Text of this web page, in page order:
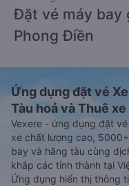
Đặt vé máy bay
Phong Điền
Ứng dụng đặt vé
Tàu hoả và Thuê xe
Vexere - ứng dụng đặt
xe chất lượng cao,
bay và hãng tàu cùng
khắp các tỉnh thành tại
Ứng dụng hiển thị thông